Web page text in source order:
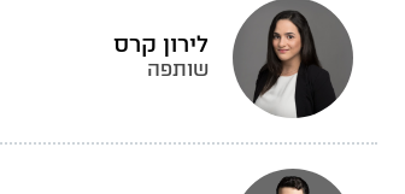
לירון קרס
שותפה